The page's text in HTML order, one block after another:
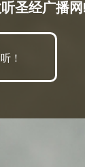
圣经广播
！